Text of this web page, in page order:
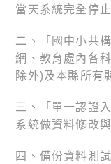
當天系統完全停
二、「國中小共
網、教育處內各
除外)及本縣所有
三、「單一認證
系統做資料修改
四、備份資料測